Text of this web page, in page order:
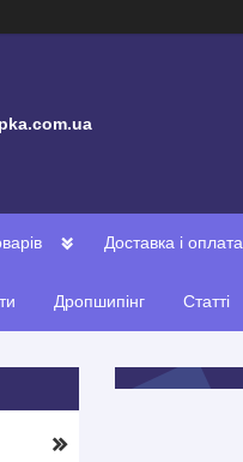
Доставка і оплата
Дропшипінг Статті